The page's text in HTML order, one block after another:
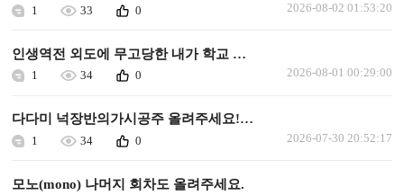
1 33 0 2026-08-02 01:53:20
인생역전 외도에 무고당한 내가 학교 최고의 미소녀에게 사랑받는다 올려주세요
1 34 0 2026-08-01 00:29:00
다다미 넉장반의가시공주 올려주세요!ㅜㅜㅜ
1 34 0 2026-07-30 20:52:17
모노(mono) 나머지 회차도 올려주세요.